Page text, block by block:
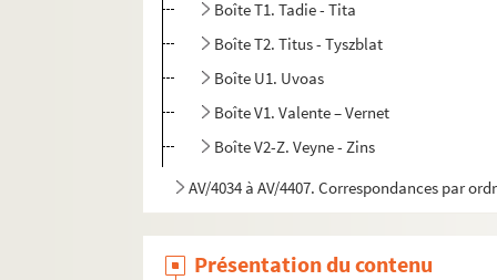
Boîte T1. Tadie - Tita
Boîte T2. Titus - Tyszblat
Boîte U1. Uvoas
Boîte V1. Valente – Vernet
Boîte V2-Z. Veyne - Zins
AV/4034 à AV/4407. Correspondances par
Présentation du contenu